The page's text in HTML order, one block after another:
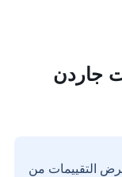
جاردن
التقييمات من